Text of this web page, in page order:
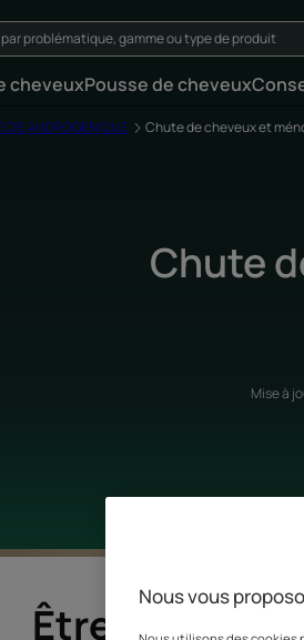
cheveuxPousse de cheveux
ANDROGENIQUE Chute de cheveux et
Chute
Mise à
Être
Nous vous